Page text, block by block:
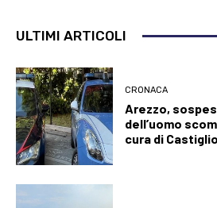
ULTIMI ARTICOLI
CRONACA
Arezzo,
dell’uomo
cura di